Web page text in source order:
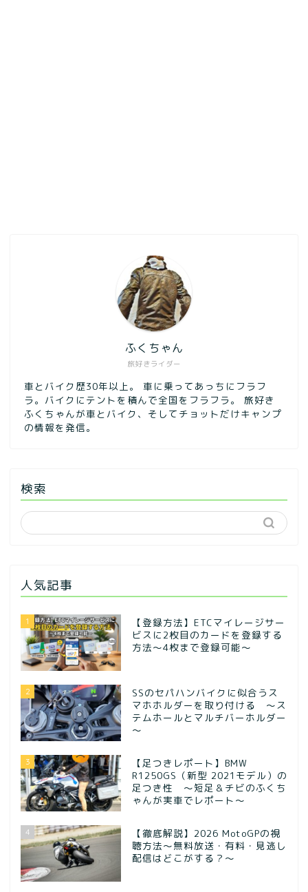
旅好きライダー
ふくちゃん
車とバイク歴30年以上。 車に乗ってあっちにフラフ
ラ。バイクにテントを積んで全国をフラフラ。 旅好き
ふくちゃんが車とバイク、そしてチョットだけキャンプ
の情報を発信。
検索
人気記事
1
【登録方法】ETCマイレージサー
ビスに2枚目のカードを登録する
方法〜4枚まで登録可能〜
2
SSのセパハンバイクに似合うス
マホホルダーを取り付ける ～ス
テムホールとマルチバーホルダー
～
3
【足つきレポート】BMW
R1250GS（新型 2021モデル）の
足つき性 ～短足＆チビのふくち
ゃんが実車でレポート～
4
【徹底解説】2026 MotoGPの視
聴方法～無料放送・有料・見逃し
配信はどこがする？～